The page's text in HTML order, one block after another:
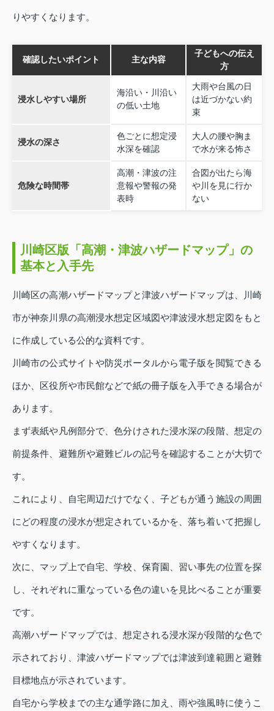
りやすくなります。
確認したいポイント 主な内容
子どもへの伝え
方
浸水しやすい場所
海沿い・川沿い
の低い土地
大雨や台風の日
は近づかない約
束
浸水の深さ
色ごとに想定浸
水深を確認
大人の腰や胸ま
で水が来る怖さ
危険な時間帯
高潮・津波の注
意報や警報の発
表時
合図が出たら海
や川を見に行か
ない
川崎区版「高潮・津波ハザードマップ」の
基本と入手先
川崎区の高潮ハザードマップと津波ハザードマップは、川崎
市が神奈川県の高潮浸水想定区域図や津波浸水想定図をもと
に作成している公的な資料です。
川崎市の公式サイトや防災ポータルから電子版を閲覧できる
ほか、区役所や市民館などで紙の冊子版を入手できる場合が
あります。
まず表紙や凡例部分で、色分けされた浸水深の段階、想定の
前提条件、避難所や避難ビルの記号を確認することが大切で
す。
これにより、自宅周辺だけでなく、子どもが通う施設の周囲
にどの程度の浸水が想定されているかを、落ち着いて把握し
やすくなります。
次に、マップ上で自宅、学校、保育園、習い事先の位置を探
し、それぞれに重なっている色の違いを見比べることが重要
です。
高潮ハザードマップでは、想定される浸水深が段階的な色で
示されており、津波ハザードマップでは津波到達範囲と避難
目標地点が示されています。
自宅から学校までの主な通学路に加え、雨や強風時に使うこ